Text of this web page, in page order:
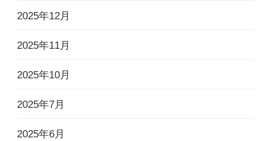
2025年12月
2025年11月
2025年10月
2025年7月
2025年6月